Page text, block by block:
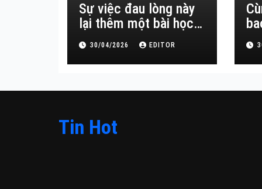
Sự việc đau lòng này
lại thêm một bài học
đắt giá về sự vô
thường.
30/04/2026 EDITOR
Tin Hot